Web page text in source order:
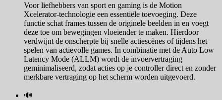
Voor liefhebbers van sport en gaming is de Motion
Xcelerator-technologie een essentiële toevoeging. Deze
functie schat frames tussen de originele beelden in en voegt
deze toe om bewegingen vloeiender te maken. Hierdoor
verdwijnt de onscherpte bij snelle actiescènes of tijdens het
spelen van actievolle games. In combinatie met de Auto Low
Latency Mode (ALLM) wordt de invoervertraging
geminimaliseerd, zodat acties op je controller direct en zonder
merkbare vertraging op het scherm worden uitgevoerd.
🔊